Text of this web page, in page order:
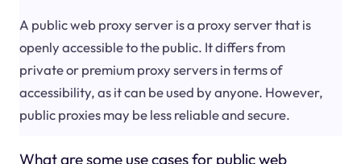
A public web proxy server is a proxy server that is
openly accessible to the public. It differs from
private or premium proxy servers in terms of
accessibility, as it can be used by anyone. However,
public proxies may be less reliable and secure.
What are some use cases for public web